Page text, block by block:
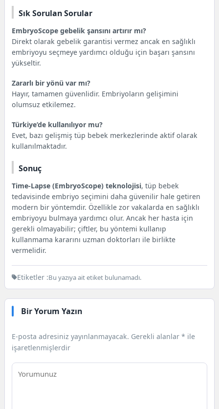
Sık Sorulan Sorular
EmbryoScope gebelik şansını artırır mı?
Direkt olarak gebelik garantisi vermez ancak en sağlıklı
embriyoyu seçmeye yardımcı olduğu için başarı şansını
yükseltir.
Zararlı bir yönü var mı?
Hayır, tamamen güvenlidir. Embriyoların gelişimini
olumsuz etkilemez.
Türkiye’de kullanılıyor mu?
Evet, bazı gelişmiş tüp bebek merkezlerinde aktif olarak
kullanılmaktadır.
Sonuç
Time-Lapse (EmbryoScope) teknolojisi, tüp bebek
tedavisinde embriyo seçimini daha güvenilir hale getiren
modern bir yöntemdir. Özellikle zor vakalarda en sağlıklı
embriyoyu bulmaya yardımcı olur. Ancak her hasta için
gerekli olmayabilir; çiftler, bu yöntemi kullanıp
kullanmama kararını uzman doktorları ile birlikte
vermelidir.
Etiketler :Bu yazıya ait etiket bulunamadı.
Bir Yorum Yazın
E-posta adresiniz yayınlanmayacak. Gerekli alanlar* ile
işaretlenmişlerdir